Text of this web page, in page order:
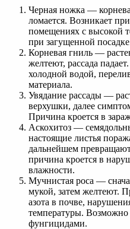
Черная ножка —
ломается. Возникает
помещениях с высокой
при загущенной
Корневая гниль —
желтеют, рассада
холодной водой,
материала.
Увядание рассады —
верхушки, далее
Причина кроется в
Аскохитоз —
настоящие листья
дальнейшем
причина кроется в
влажности.
Мучнистая роса —
мукой, затем желтеют.
азота в почве,
температуры.
фунгицидами.